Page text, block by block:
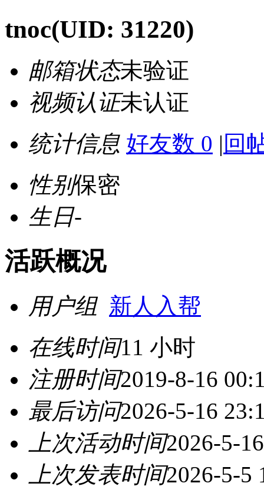
tnoc(UID: 31220)
邮箱状态未验证
视频认证未认证
统计信息 好友数 0 | 回
性别保密
生日-
活跃概况
用户组 新人入帮
在线时间11 小时
注册时间2019-8-16
最后访问2026-5-16
上次活动时间2026-5-
上次发表时间2026-5-5